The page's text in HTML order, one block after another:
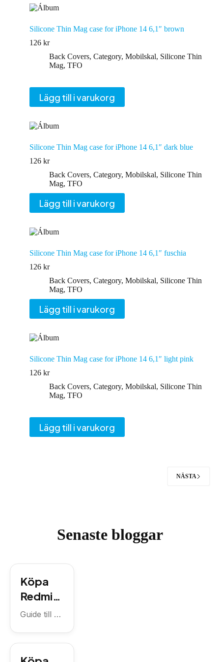
Silicone Thin Mag case for iPhone 14 6,1″ brown
126 kr
Back Covers, Category, Mobilskal, Silicone Thin
Mag, TFO
Lägg till i varukorg
Silicone Thin Mag case for iPhone 14 6,1″ dark blue
126 kr
Back Covers, Category, Mobilskal, Silicone Thin
Mag, TFO
Lägg till i varukorg
Silicone Thin Mag case for iPhone 14 6,1″ fuschia
126 kr
Back Covers, Category, Mobilskal, Silicone Thin
Mag, TFO
Lägg till i varukorg
Silicone Thin Mag case for iPhone 14 6,1″ light pink
126 kr
Back Covers, Category, Mobilskal, Silicone Thin
Mag, TFO
Lägg till i varukorg
NÄSTA
Senaste bloggar
Köpa
Redmi
14C
abonne
mang
Guide till att